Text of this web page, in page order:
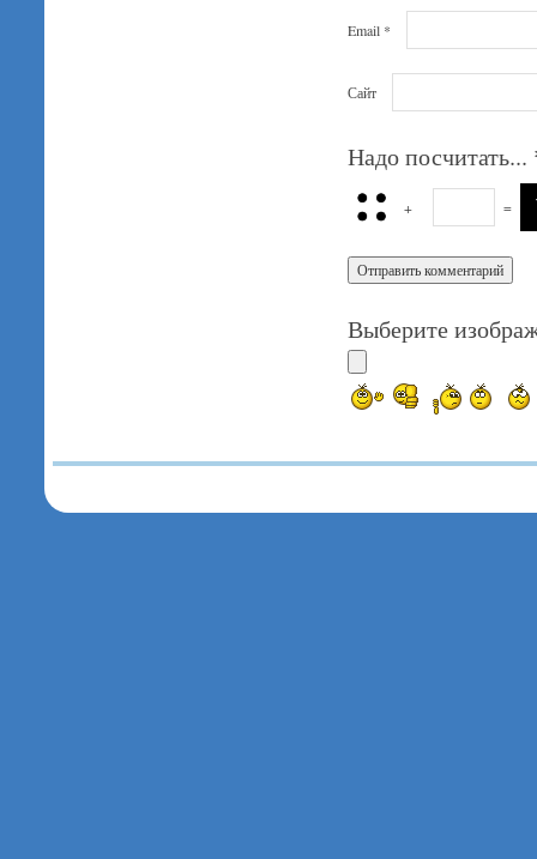
Email *
Сайт
Надо посчитать...
+ =
Выберите